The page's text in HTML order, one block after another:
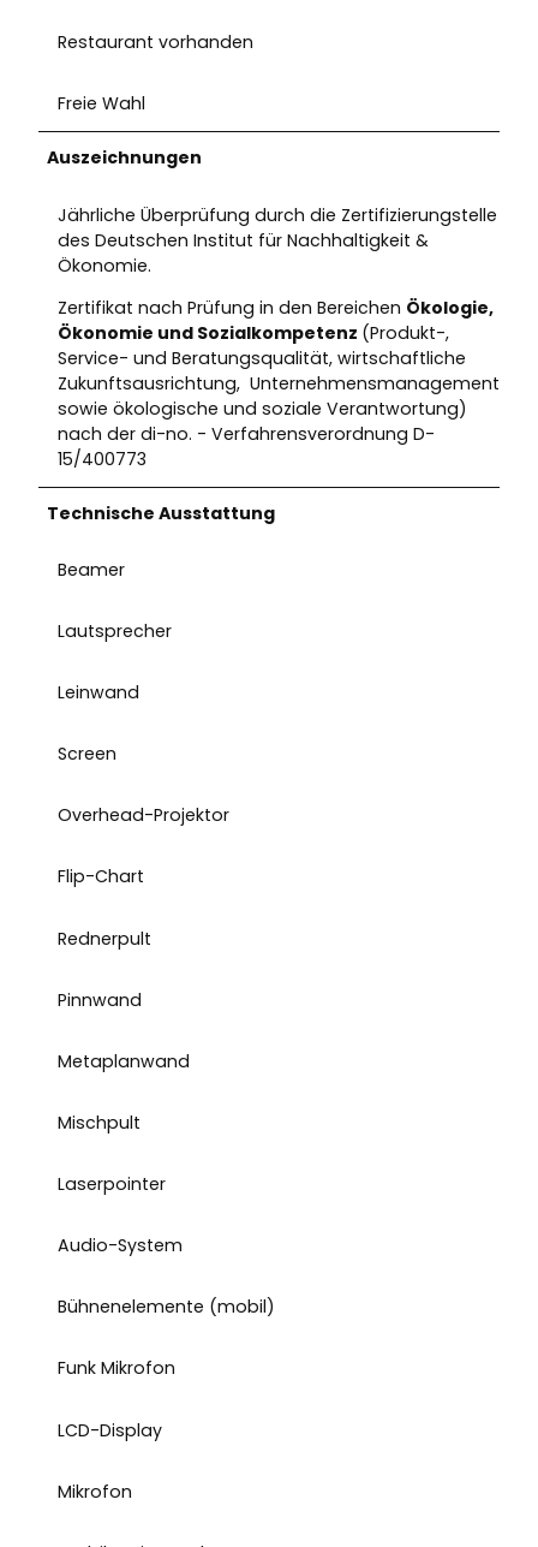
Restaurant vorhanden
Freie Wahl
Auszeichnungen
Jährliche Überprüfung durch die Zertifizierungstelle
des Deutschen Institut für Nachhaltigkeit &
Ökonomie.
Zertifikat nach Prüfung in den Bereichen Ökologie,
Ökonomie und Sozialkompetenz (Produkt-,
Service- und Beratungsqualität, wirtschaftliche
Zukunftsausrichtung, Unternehmensmanagement
sowie ökologische und soziale Verantwortung)
nach der di-no. - Verfahrensverordnung D-
15/400773
Technische Ausstattung
Beamer
Lautsprecher
Leinwand
Screen
Overhead-Projektor
Flip-Chart
Rednerpult
Pinnwand
Metaplanwand
Mischpult
Laserpointer
Audio-System
Bühnenelemente (mobil)
Funk Mikrofon
LCD-Display
Mikrofon